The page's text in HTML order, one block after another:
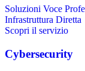
Soluzioni Voce
Infrastruttura Diretta
Scopri il servizio
Cybersecurity